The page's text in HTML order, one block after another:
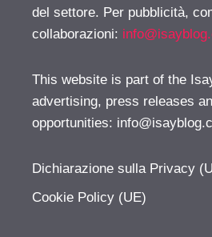
del settore. Per pubblicità,
collaborazioni:
This website is part of the
advertising, press releases
opportunities:
Dichiarazione sulla Privacy
Cookie Policy (UE)